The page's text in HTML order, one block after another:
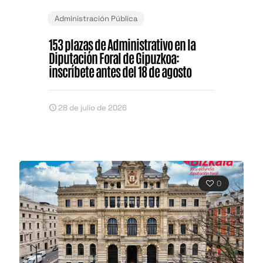
Administración Pública
153 plazas de Administrativo en la
Diputación Foral de Gipuzkoa:
inscríbete antes del 18 de agosto
28 de julio de 2026
0